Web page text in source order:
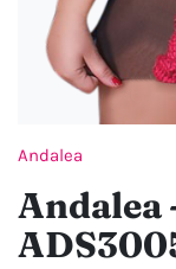
Andalea
Andalea